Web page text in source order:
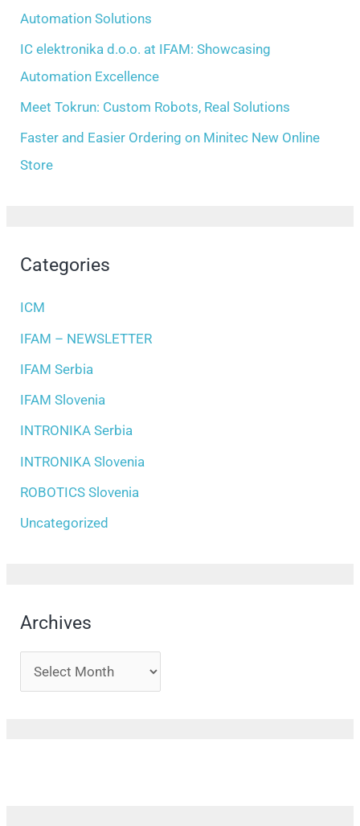
Automation Solutions
IC elektronika d.o.o. at IFAM: Showcasing
Automation Excellence
Meet Tokrun: Custom Robots, Real Solutions
Faster and Easier Ordering on Minitec New Online
Store
Categories
ICM
IFAM – NEWSLETTER
IFAM Serbia
IFAM Slovenia
INTRONIKA Serbia
INTRONIKA Slovenia
ROBOTICS Slovenia
Uncategorized
Archives